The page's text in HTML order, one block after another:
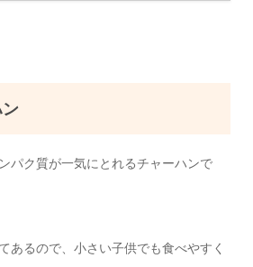
パク質が一気にとれるチャーハンで
あるので、小さい子供でも食べやすく